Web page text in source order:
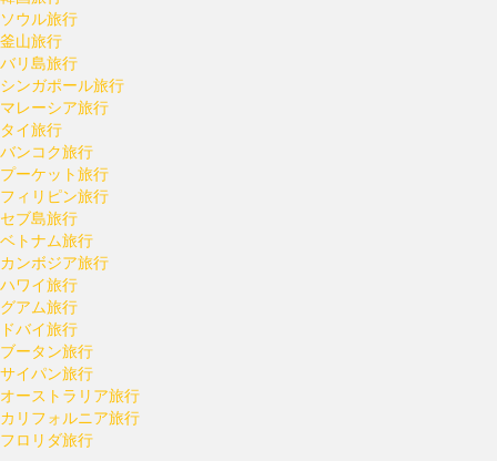
ソウル旅行
釜山旅行
バリ島旅行
シンガポール旅行
マレーシア旅行
タイ旅行
バンコク旅行
プーケット旅行
フィリピン旅行
セブ島旅行
ベトナム旅行
カンボジア旅行
ハワイ旅行
グアム旅行
ドバイ旅行
ブータン旅行
サイパン旅行
オーストラリア旅行
カリフォルニア旅行
フロリダ旅行